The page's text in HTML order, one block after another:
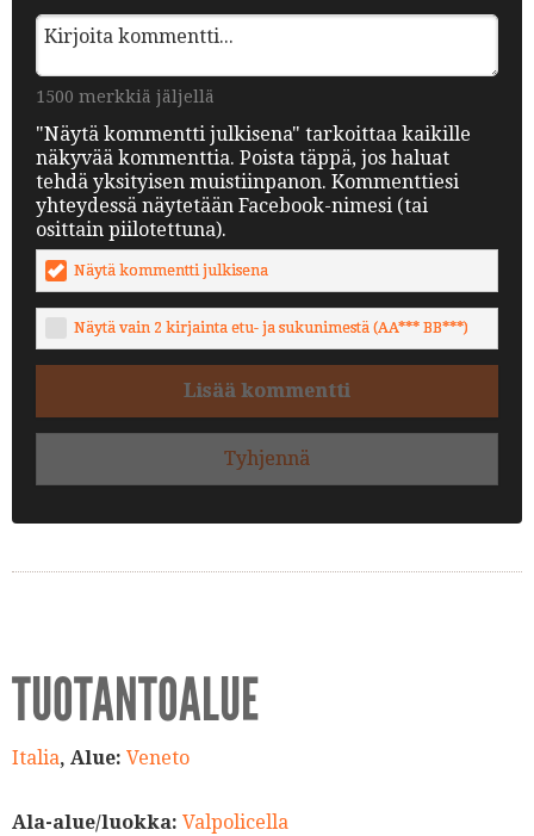
1500 merkkiä jäljellä
"Näytä kommentti julkisena" tarkoittaa kaikille
näkyvää kommenttia. Poista täppä, jos haluat
tehdä yksityisen muistiinpanon. Kommenttiesi
yhteydessä näytetään Facebook-nimesi (tai
osittain piilotettuna).
Näytä kommentti julkisena
Näytä vain 2 kirjainta etu- ja sukunimestä (AA*** BB***)
Lisää kommentti
Tyhjennä
TUOTANTOALUE
Italia, Alue: Veneto
Ala-alue/luokka: Valpolicella